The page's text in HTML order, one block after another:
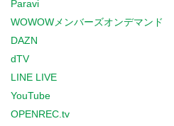
Paravi
WOWOWメンバーズオンデマンド
DAZN
dTV
LINE LIVE
YouTube
OPENREC.tv